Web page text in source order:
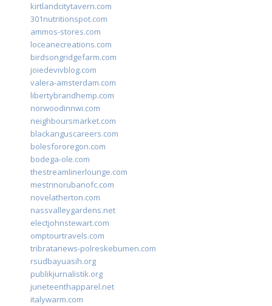
kirtlandcitytavern.com
301nutritionspot.com
ammos-stores.com
loceanecreations.com
birdsongridgefarm.com
joiedevivblog.com
valera-amsterdam.com
libertybrandhemp.com
norwoodinnwi.com
neighboursmarket.com
blackanguscareers.com
bolesfororegon.com
bodega-ole.com
thestreamlinerlounge.com
mestrinorubanofc.com
novelatherton.com
nassvalleygardens.net
electjohnstewart.com
omptourtravels.com
tribratanews-polreskebumen.com
rsudbayuasih.org
publikjurnalistik.org
juneteenthapparel.net
italywarm.com